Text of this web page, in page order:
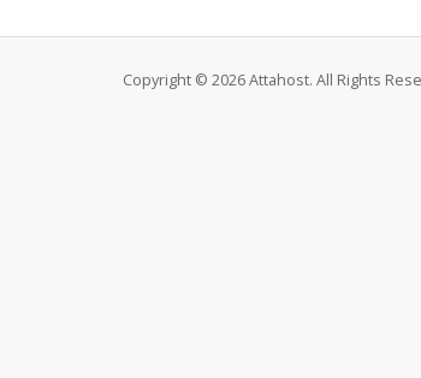
Copyright © 2026 Attahost. All Rights